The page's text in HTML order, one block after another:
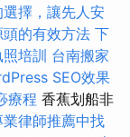
擇，讓先人安
的有效方法 下
培訓 台南搬家
SEO效果
療程 香蕉划船非
業律師推薦中找